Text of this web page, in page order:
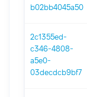
b02bb4045a50
2c1355ed-
c346-4808-
a5e0-
03decdcb9bf7